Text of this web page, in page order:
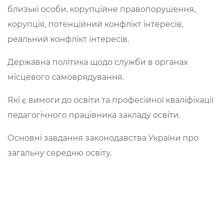
близькі особи, корупційне правопорушення,
корупція, потенційний конфлікт інтересів,
реальний конфлікт інтересів.
Державна політика щодо служби в органах
місцевого самоврядування.
Які є вимоги до освіти та професійної кваліфікації
педагогічного працівника закладу освіти.
Основні завдання законодавства України про
загальну середню освіту.